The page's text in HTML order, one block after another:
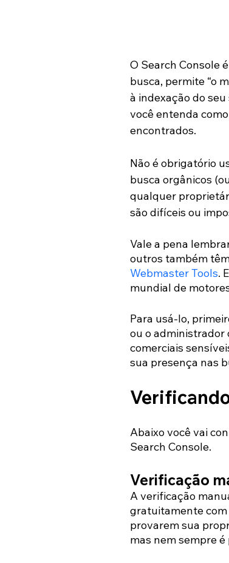
O Search Console
busca, permite “o
à indexação do
você entenda
encontrados.
Não é obrigatório
busca orgânicos
qualquer
são difíceis ou
Vale a pena
outros também
Webmaster Tools.
mundial de
Para usá-lo,
ou o administrador
comerciais
sua presença nas
Abaixo você vai
Search Console.
Verificação
A verificação
gratuitamente com
provarem sua
mas nem sempre